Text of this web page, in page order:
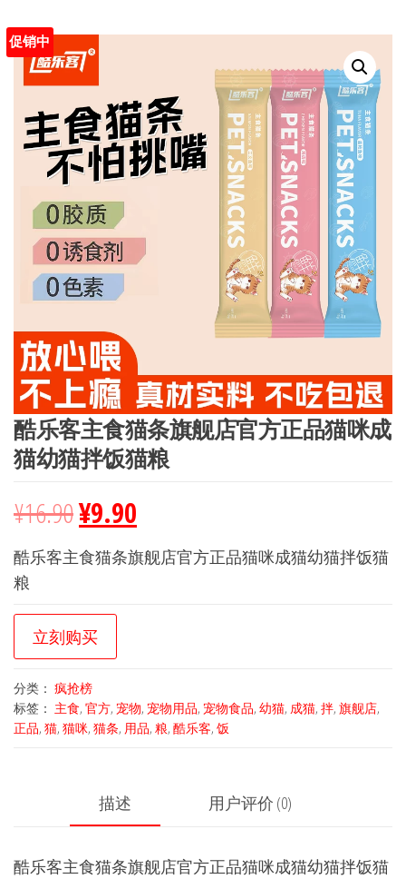
促销中
酷乐客主食猫条旗舰店官方正品猫咪成
猫幼猫拌饭猫粮
¥16.90¥9.90
酷乐客主食猫条旗舰店官方正品猫咪成猫幼猫拌饭猫
粮
立刻购买
分类： 疯抢榜
标签： 主食, 官方, 宠物, 宠物用品, 宠物食品, 幼猫, 成猫, 拌, 旗舰店,
正品, 猫, 猫咪, 猫条, 用品, 粮, 酷乐客, 饭
描述 用户评价 (0)
酷乐客主食猫条旗舰店官方正品猫咪成猫幼猫拌饭猫